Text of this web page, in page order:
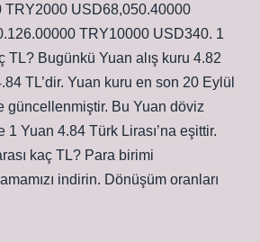
TRY2000 USD68,050.40000
TRY10000 USD340. 1
TL? Bugünkü Yuan alış kuru 4.82
TL’dir. Yuan kuru en son 20 Eylül
güncellenmiştir. Bu Yuan döviz
1 Yuan 4.84 Türk Lirası’na eşittir.
kaç TL? Para birimi
indirin. Dönüşüm oranları